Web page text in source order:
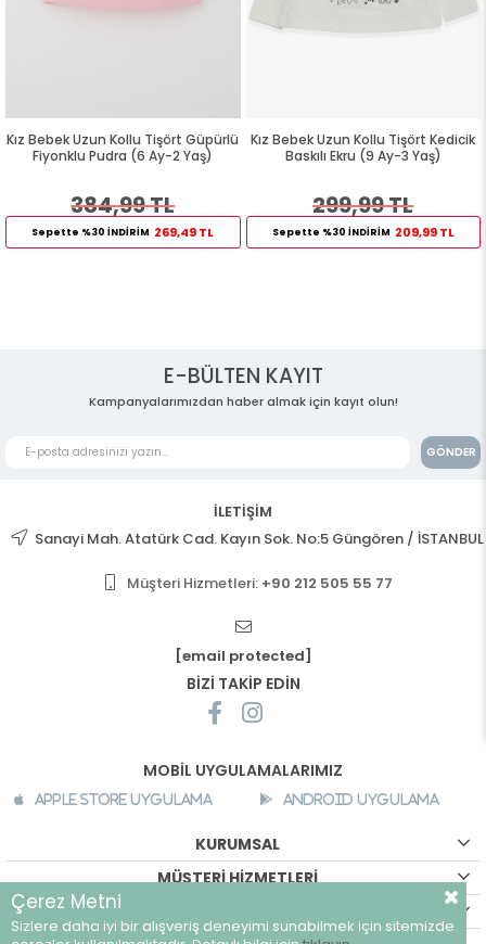
Kız Bebek Uzun Kollu Tişört Güpürlü
Fiyonklu Pudra (6 Ay-2 Yaş)
384,99 TL
Sepette %30 İNDİRİM 269,49 TL
Kız Bebek Uzun Kollu Tişört Kedicik
Baskılı Ekru (9 Ay-3 Yaş)
299,99 TL
Sepette %30 İNDİRİM 209,99 TL
E-BÜLTEN KAYIT
Kampanyalarımızdan haber almak için kayıt olun!
GÖNDER
İLETİŞİM
Sanayi Mah. Atatürk Cad. Kayın Sok. No:5 Güngören / İSTANBUL
Müşteri Hizmetleri: +90 212 505 55 77
[email protected]
BİZİ TAKİP EDİN
MOBİL UYGULAMALARIMIZ
Apple Store Uygulama Android Uygulama
KURUMSAL
MÜŞTERİ HİZMETLERİ
Çerez Metni
Sizlere daha iyi bir alışveriş deneyimi sunabilmek için sitemizde